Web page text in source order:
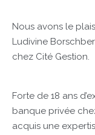
Nous avons le
Ludivine
chez Cité Gestion.
Forte de 18 ans
banque privée
acquis une